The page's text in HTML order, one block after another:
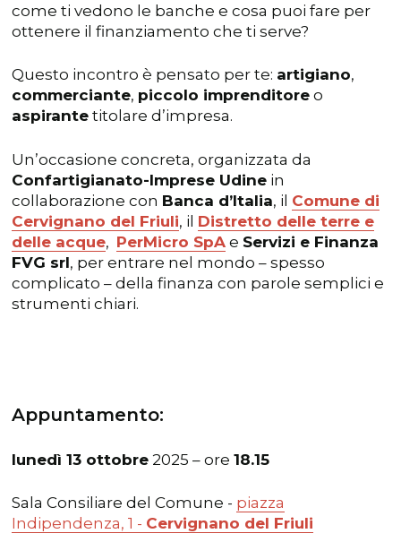
come ti vedono le banche e cosa puoi fare per
ottenere il finanziamento che ti serve?
Questo incontro è pensato per te: artigiano,
commerciante, piccolo imprenditoreo
aspirantetitolare d’impresa.
Un’occasione concreta, organizzata da
Confartigianato-Imprese Udinein
collaborazione con Banca d’Italia, il Comune di
Cervignano del Friuli, il Distretto delle terre e
delle acque, PerMicro SpAe Servizi e Finanza
FVG srl, per entrare nel mondo – spesso
complicato – della finanza con parole semplici e
strumenti chiari.
Appuntamento:
lunedì 13 ottobre2025 – ore 18.15
Sala Consiliare del Comune - piazza
Indipendenza, 1 - Cervignano del Friuli